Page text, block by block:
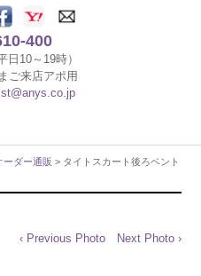
400
日10～19時）
ご来店アポ用
ーダー通販 > タイトスカート後ろベント
‹ Previous Photo Next Photo ›